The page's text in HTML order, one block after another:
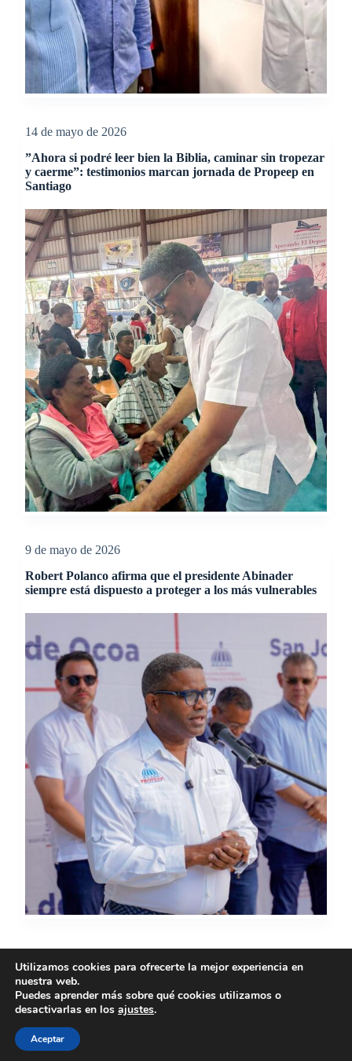
14 de mayo de 2026
”Ahora si podré leer bien la Biblia, caminar sin tropezar
y caerme”: testimonios marcan jornada de Propeep en
Santiago
9 de mayo de 2026
Robert Polanco afirma que el presidente Abinader
siempre está dispuesto a proteger a los más vulnerables
ANTERIOR
Copyright © 2026 - Tema para WordPress de
Utilizamos cookies para ofrecerte la mejor experiencia en
nuestra web.
Puedes aprender más sobre qué cookies utilizamos o
desactivarlas en los ajustes.
Aceptar